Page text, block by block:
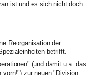
ist und es sich nicht doch
Reorganisation der
betrifft.
(und damit u.a. das
vorn!") zur neuen "Division